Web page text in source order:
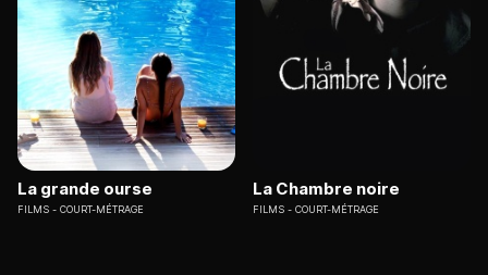
La grande ourse
FILMS COURT-MÉTRAGE
La Chambre noire
FILMS COURT-MÉTRAGE